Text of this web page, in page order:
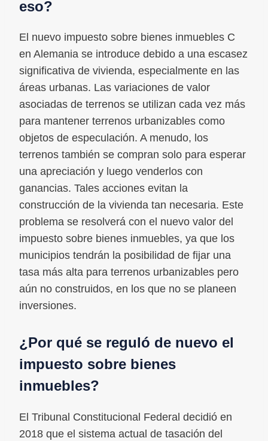
eso?
El nuevo impuesto sobre bienes inmuebles C
en Alemania se introduce debido a una escasez
significativa de vivienda, especialmente en las
áreas urbanas. Las variaciones de valor
asociadas de terrenos se utilizan cada vez más
para mantener terrenos urbanizables como
objetos de especulación. A menudo, los
terrenos también se compran solo para esperar
una apreciación y luego venderlos con
ganancias. Tales acciones evitan la
construcción de la vivienda tan necesaria. Este
problema se resolverá con el nuevo valor del
impuesto sobre bienes inmuebles, ya que los
municipios tendrán la posibilidad de fijar una
tasa más alta para terrenos urbanizables pero
aún no construidos, en los que no se planeen
inversiones.
¿Por qué se reguló de nuevo el
impuesto sobre bienes
inmuebles?
El Tribunal Constitucional Federal decidió en
2018 que el sistema actual de tasación del